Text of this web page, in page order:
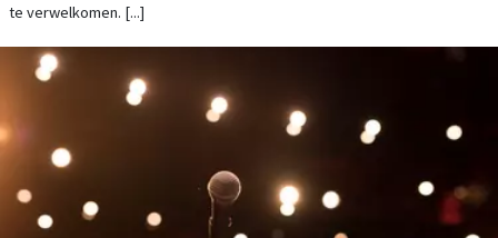
te verwelkomen. [...]